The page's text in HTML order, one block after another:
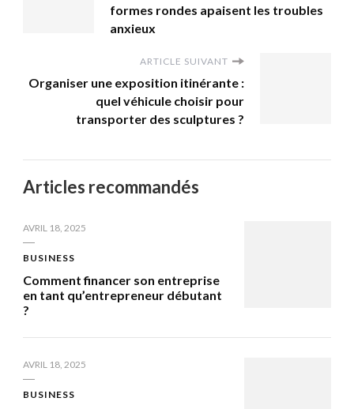
formes rondes apaisent les troubles
anxieux
ARTICLE SUIVANT
Organiser une exposition itinérante :
quel véhicule choisir pour
transporter des sculptures ?
Articles recommandés
AVRIL 18, 2025
BUSINESS
Comment financer son entreprise
en tant qu’entrepreneur débutant
?
AVRIL 18, 2025
BUSINESS